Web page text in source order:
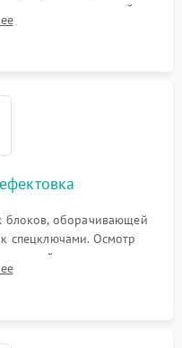
кольца отстройки
сколов, внутренних
блоков, оборачивающей
спецключами. Осмотр
пружин и
люфта, смещения